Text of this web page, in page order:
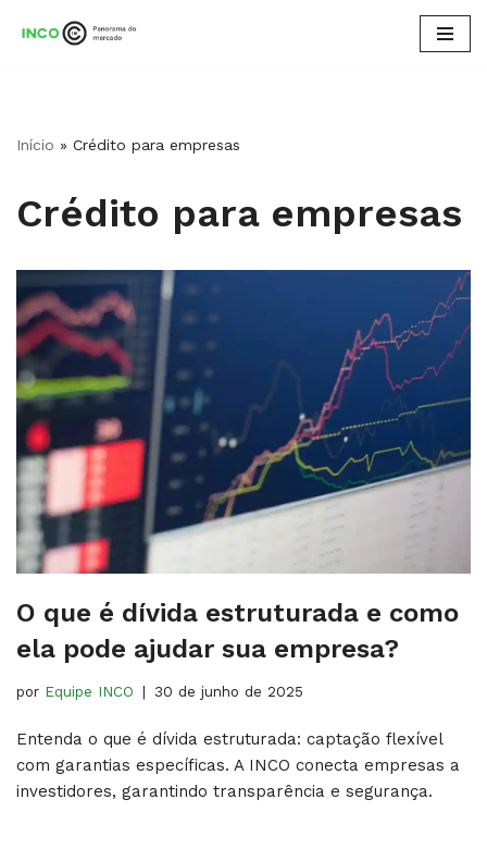
conteúdo
Início » Crédito para empresas
Crédito para empresas
O que é dívida estruturada e como
ela pode ajudar sua empresa?
por Equipe INCO 30 de junho de 2025
Entenda o que é dívida estruturada: captação flexível
com garantias específicas. A INCO conecta empresas a
investidores, garantindo transparência e segurança.